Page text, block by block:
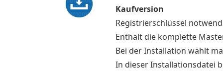
Kaufversion
Registrierschlüssel
Enthält die komplette
Bei der Installation wählt
In dieser Installationsdatei